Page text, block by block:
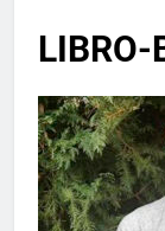
LIBRO-